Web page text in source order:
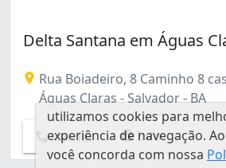
Mares (1)
Matatu (1)
Mussurunga I (1)
Nazaré (3)
Nordeste (1)
Nova Brasília de Itapuã (1)
Delta Santana em Águas
Rua Boiadeiro, 8 Caminho 8
Águas Claras - Salvador - BA
Ver Tel Info
utilizamos cookies para
experiência de navegação.
você concorda com nossa